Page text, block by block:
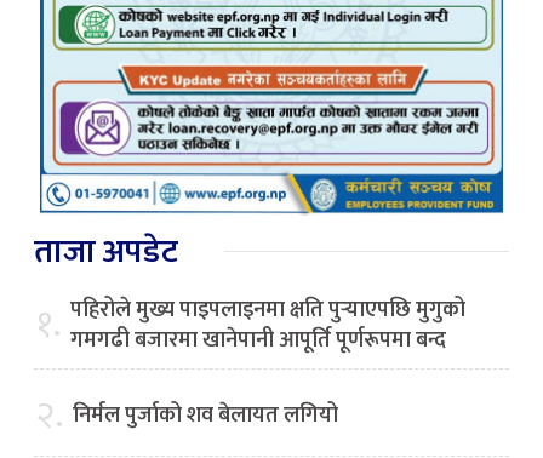
ताजा अपडेट
१. पहिरोले मुख्य पाइपलाइनमा क्षति पुर्‍याएपछि मुगुको
गमगढी बजारमा खानेपानी आपूर्ति पूर्णरूपमा बन्द
२. निर्मल पुर्जाको शव बेलायत लगियो